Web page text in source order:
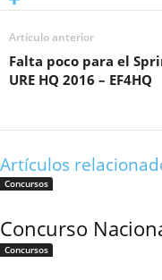
Artículo anterior
Falta poco para el
URE HQ 2016 – EF4HQ
Artículos
Concursos
Concurso
Concursos